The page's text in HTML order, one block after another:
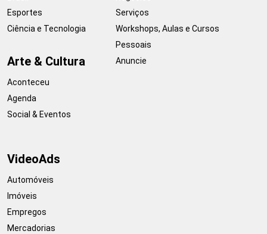
Esportes
Ciência e Tecnologia
Arte & Cultura
Aconteceu
Agenda
Social & Eventos
Serviços
Workshops, Aulas e Cursos
Pessoais
Anuncie
VideoAds
Automóveis
Imóveis
Empregos
Mercadorias